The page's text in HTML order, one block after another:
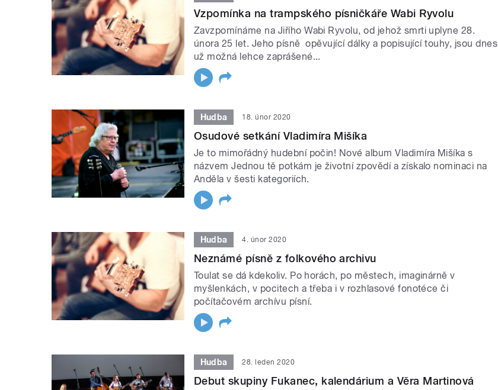
Vzpomínka na trampského písničkáře Wabi Ryvolu
Zavzpomínáme na Jiřího Wabi Ryvolu, od jehož smrti uplyne 28.
února 25 let. Jeho písně opěvující dálky a popisující touhy, jsou dnes
už možná lehce zaprášené...
Hudba 18. únor 2020
Osudové setkání Vladimíra Mišíka
Je to mimořádný hudební počin! Nové album Vladimíra Mišíka s
názvem Jednou tě potkám je životní zpovědí a získalo nominaci na
Anděla v šesti kategoriích.
Hudba 4. únor 2020
Neznámé písně z folkového archivu
Toulat se dá kdekoliv. Po horách, po městech, imaginárně v
myšlenkách, v pocitech a třeba i v rozhlasové fonotéce či
počítačovém archívu písní.
Hudba 28. leden 2020
Debut skupiny Fukanec, kalendárium a Věra Martinová